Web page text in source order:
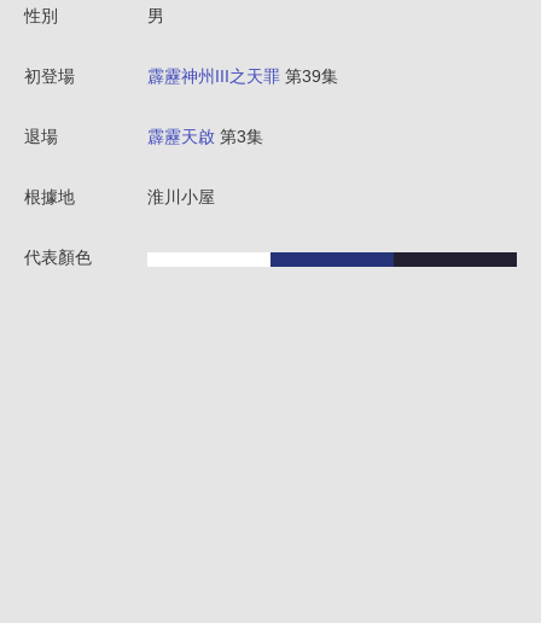
性別 男
初登場 霹靂神州III之天罪 第39集
退場 霹靂天啟 第3集
根據地 淮川小屋
代表顏色